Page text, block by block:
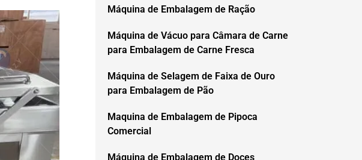
Máquina de Embalagem de Ração
Máquina de Vácuo para Câmara de Carne
para Embalagem de Carne Fresca
Máquina de Selagem de Faixa de Ouro
para Embalagem de Pão
Maquina de Embalagem de Pipoca
Comercial
Máquina de Embalagem de Doces